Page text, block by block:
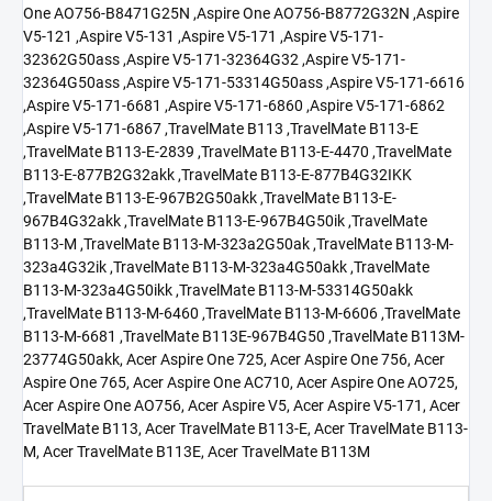
One AO756-B8471G25N ,Aspire One AO756-B8772G32N ,Aspire
V5-121 ,Aspire V5-131 ,Aspire V5-171 ,Aspire V5-171-
32362G50ass ,Aspire V5-171-32364G32 ,Aspire V5-171-
32364G50ass ,Aspire V5-171-53314G50ass ,Aspire V5-171-6616
,Aspire V5-171-6681 ,Aspire V5-171-6860 ,Aspire V5-171-6862
,Aspire V5-171-6867 ,TravelMate B113 ,TravelMate B113-E
,TravelMate B113-E-2839 ,TravelMate B113-E-4470 ,TravelMate
B113-E-877B2G32akk ,TravelMate B113-E-877B4G32IKK
,TravelMate B113-E-967B2G50akk ,TravelMate B113-E-
967B4G32akk ,TravelMate B113-E-967B4G50ik ,TravelMate
B113-M ,TravelMate B113-M-323a2G50ak ,TravelMate B113-M-
323a4G32ik ,TravelMate B113-M-323a4G50akk ,TravelMate
B113-M-323a4G50ikk ,TravelMate B113-M-53314G50akk
,TravelMate B113-M-6460 ,TravelMate B113-M-6606 ,TravelMate
B113-M-6681 ,TravelMate B113E-967B4G50 ,TravelMate B113M-
23774G50akk, Acer Aspire One 725, Acer Aspire One 756, Acer
Aspire One 765, Acer Aspire One AC710, Acer Aspire One AO725,
Acer Aspire One AO756, Acer Aspire V5, Acer Aspire V5-171, Acer
TravelMate B113, Acer TravelMate B113-E, Acer TravelMate B113-
M, Acer TravelMate B113E, Acer TravelMate B113M